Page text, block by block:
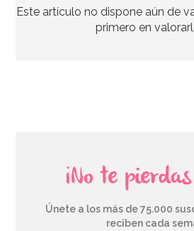
1,40€
Este artículo no dispone aún de
primero en
¡No te
Únete a los más de 75.000
reciben cada